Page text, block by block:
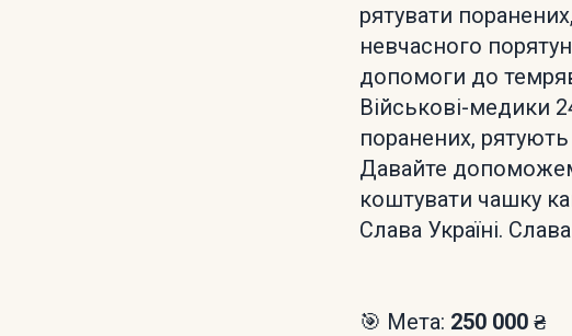
рятувати
невчасного
допомоги до
Військові-медики
поранених,
Давайте
коштувати чашку
Слава Україні.
🎯 Мета: 250 000 ₴